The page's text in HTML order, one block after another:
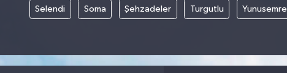
Selendi Soma Şehzadeler Turgutlu Yunusemre